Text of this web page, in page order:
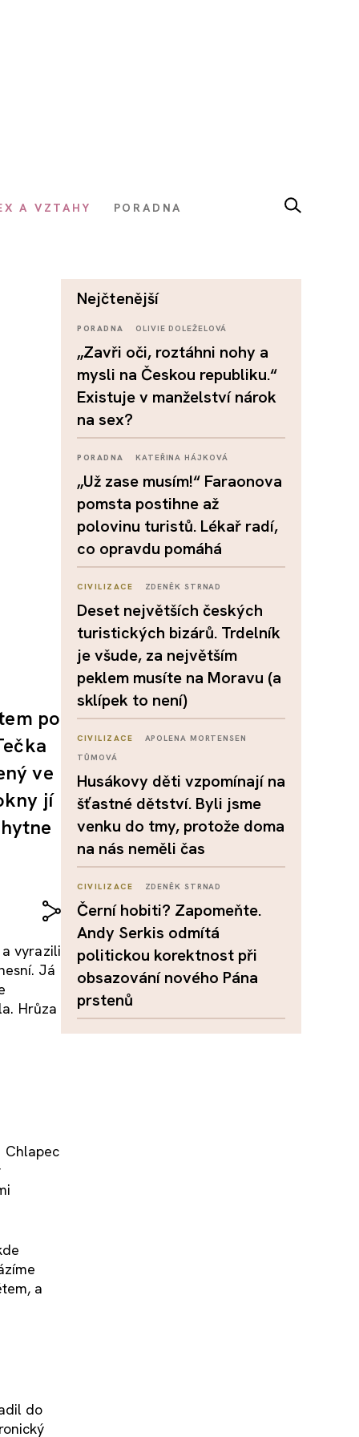
A VZTAHY PORADNA
po
ve
jí
vyrazili
Já
Hrůza
Chlapec
a
do
nejčtenější
PORADNA OLIVIE DOLEŽELOVÁ
„Zavři oči, roztáhni nohy a
mysli na Českou republiku.“
Existuje v manželství nárok
na sex?
PORADNA KATEŘINA HÁJKOVÁ
„Už zase musím!“ Faraonova
pomsta postihne až
polovinu turistů. Lékař radí,
co opravdu pomáhá
CIVILIZACE ZDENĚK STRNAD
Deset největších českých
turistických bizárů. Trdelník
je všude, za největším
peklem musíte na Moravu (a
sklípek to není)
CIVILIZACE
APOLENA MORTENSEN
TŮMOVÁ
Husákovy děti vzpomínají na
šťastné dětství. Byli jsme
venku do tmy, protože doma
na nás neměli čas
CIVILIZACE ZDENĚK STRNAD
Černí hobiti? Zapomeňte.
Andy Serkis odmítá
politickou korektnost při
obsazování nového Pána
prstenů